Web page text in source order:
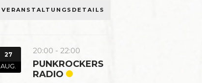
VERANSTALTUNGSDETAILS
27
AUG.
20:00 - 22:00
PUNKROCKERS
RADIO